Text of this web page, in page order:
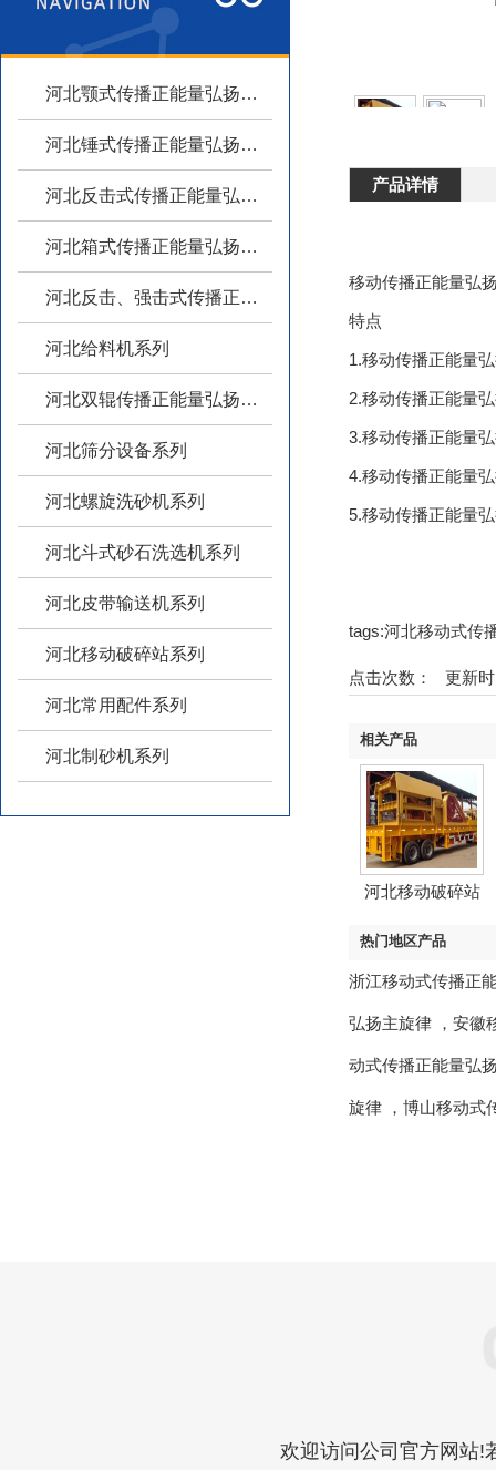
河北颚式传播正能量弘扬主旋律系列
河北锤式传播正能量弘扬主旋律系列
河北反击式传播正能量弘扬主旋律系列
河北箱式传播正能量弘扬主旋律系列
河北反击、强击式传播正能量弘扬主旋律
河北给料机系列
河北双辊传播正能量弘扬主旋律系列
河北筛分设备系列
河北螺旋洗砂机系列
河北斗式砂石洗选机系列
河北皮带输送机系列
河北移动破碎站系列
河北常用配件系列
河北制砂机系列
产品详情
移动传播正能量弘
特点
1.移动传播正能量弘扬
2.移动传播正能量弘
3.移动传播正能量弘扬
4.移动传播正能量弘扬
5.移动传播正能量弘
tags:河北移动式传
点击次数： 更新时
相关产品
河北移动破碎站
热门地区产品
浙江移动式传播正
弘扬主旋律 ， 安徽
动式传播正能量弘
旋律 ， 博山移动式
欢迎访问公司官方网站!